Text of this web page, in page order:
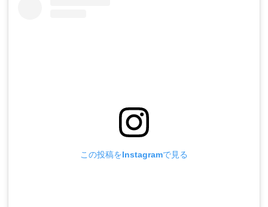
この投稿をInstagramで見る